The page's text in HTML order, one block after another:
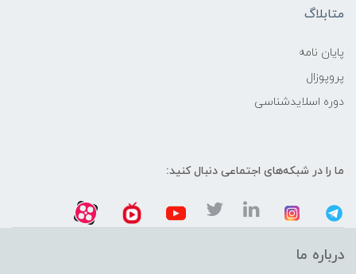
متابلاگ
پایان نامه
پروپوزال
دوره اسلایدشناسی
ما را در شبکه‌های اجتماعی دنبال کنید:
درباره ما